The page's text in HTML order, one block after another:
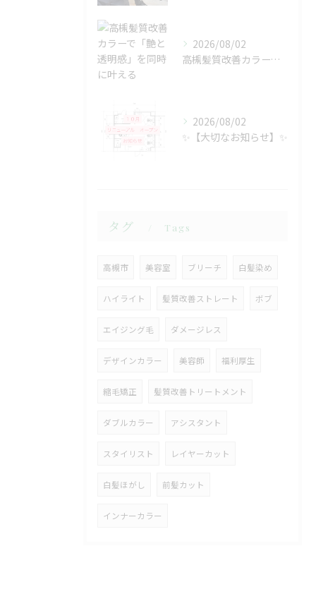
2026/08/02
高槻髪質改善カラーで「艶と透明感」を同時に叶える
2026/08/02
✨【大切なお知らせ】✨
タグ Tags
高槻市 美容室 ブリーチ 白髪染め
ハイライト 髪質改善ストレート ボブ
エイジング毛 ダメージレス
デザインカラー 美容師 福利厚生
縮毛矯正 髪質改善トリートメント
ダブルカラー アシスタント
スタイリスト レイヤーカット
白髪ほがし 前髪カット
インナーカラー